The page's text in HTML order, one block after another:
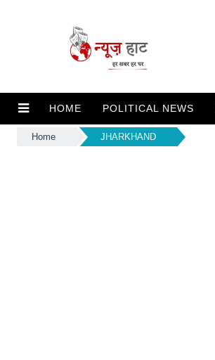
HOME POLITICAL NEWS
Home JHARKHAND